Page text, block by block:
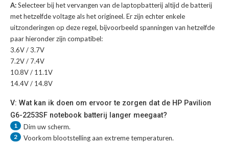
A:Selecteer bij het vervangen van de laptopbatterij altijd de batterij
met hetzelfde voltage als het origineel. Er zijn echter enkele
uitzonderingen op deze regel, bijvoorbeeld spanningen van hetzelfde
paar hieronder zijn compatibel:
3.6V / 3.7V
7.2V / 7.4V
10.8V / 11.1V
14.4V / 14.8V
V: Wat kan ik doen om ervoor te zorgen dat de HP Pavilion
G6-2253SF notebook batterij langer meegaat?
1 Dim uw scherm.
2 Voorkom blootstelling aan extreme temperaturen.